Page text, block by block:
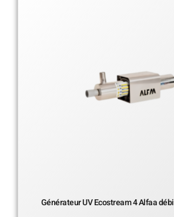
Générateur UV Ecostream 4 Alfaa